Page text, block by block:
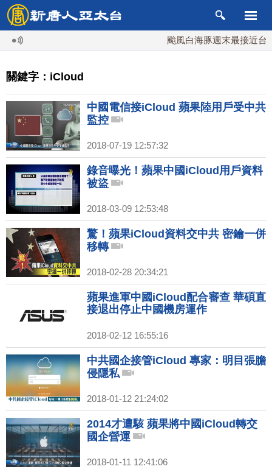
颱風白海豚週末最接近台灣
關鍵字：iCloud
中國電信接iCloud 蘋果陸用戶受中共
監控
2018-07-19 12:57:32
錄音曝光！蘋果中國iCloud用戶資料
被盜
2018-03-09 12:53:48
驚！蘋果iCloud資料交中共 密鑰一併
移轉
2018-02-28 20:34:21
蘋果進軍中國iCloud配合審查 華碩直
接退出停止中國機房運作
2018-02-12 16:55:16
中共國企接管iCloud 專家：明目張膽
侵隱私
2018-01-12 21:24:02
2014才遭駭 蘋果將中國iCloud轉交
國企營運
2018-01-11 12:41:06